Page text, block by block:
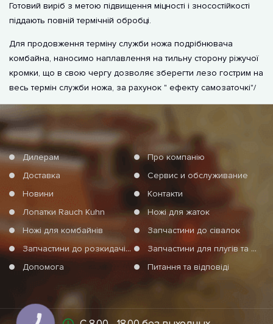
Готовий виріб з метою підвищення міцності і зносостійкості
піддають повній термічній обробці.
Для продовження терміну служби ножа подрібнювача
комбайна, наносимо наплавлення на тильну сторону ріжучої
кромки, що в свою чергу дозволяє зберегти лезо гострим на
весь термін служби ножа, за рахунок " ефекту самозаточкі"/
Дилерам
Про компанію
Доставка
Сервис и обслуживание
Новини
Контакти
Лопатки Rauch Kuhn
Ножі для жаток
Ножі для комбайнів
Запчастини до сівалок
Запчастини до розкидачів мінеральних добрив
Запчастини для плугів та агротехніки
Допомога
Питання та відповіді
КНОПКА